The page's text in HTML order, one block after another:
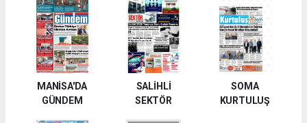
MANİSA'DA
GÜNDEM
SALİHLİ
SEKTÖR
SOMA
KURTULUŞ